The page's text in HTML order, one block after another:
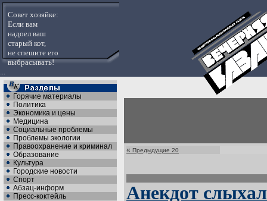
Совет хозяйке:
Если вам
надоел ваш
старый кот,
не спешите его
выбрасывать!
...
Горячие материалы
Политика
Экономика и цены
Медицина
Социальные проблемы
Проблемы экологии
Правоохранение и криминал
Образование
Культура
Городские новости
Спорт
Абзац-информ
Пресс-коктейль
« Предыдущие 20
Анекдот